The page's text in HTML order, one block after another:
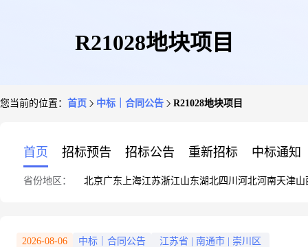
R21028地块项目
您当前的位置： 首页 中标｜合同公告 R21028地块项目
首页 招标预告 招标公告 重新招标 中标通知
省份地区： 北京广东 上海江苏浙江山东湖北四川 河北河南天津山
2026-08-06 中标｜合同公告 江苏省 南通市 崇川区